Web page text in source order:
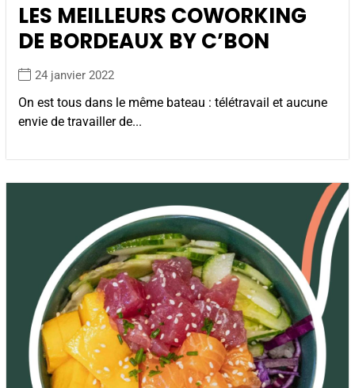
LES MEILLEURS COWORKING
DE BORDEAUX BY C’BON
24 janvier 2022
On est tous dans le même bateau : télétravail et aucune
envie de travailler de...